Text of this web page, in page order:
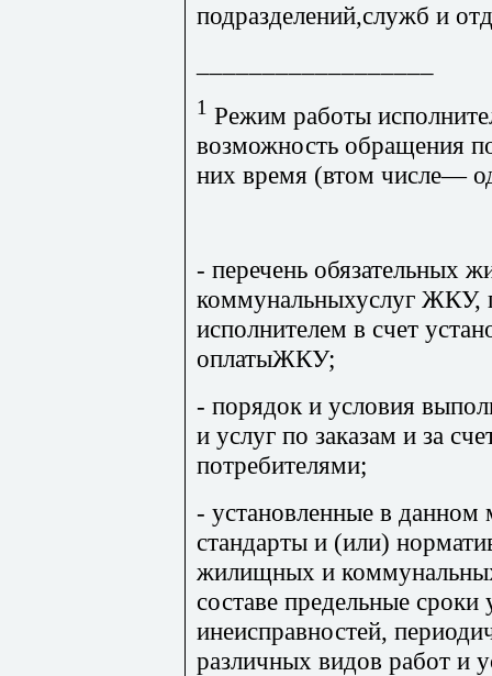
подразделений,служб и
1 Режим работы
возможность обращения
них время (втом числе—
- перечень обязательных
коммунальныхуслуг ЖКУ,
исполнителем в счет
оплатыЖКУ;
- порядок и условия
и услуг по заказам и за
потребителями;
- установленные в данном
стандарты и (или)
жилищных и
составе предельные сроки
инеисправностей,
различных видов работ и